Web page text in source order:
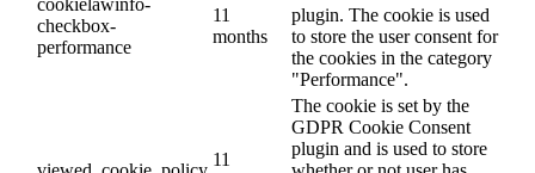
cookielawinfo-
checkbox-
performance
11
months
plugin. The cookie is used
to store the user consent for
the cookies in the category
"Performance".
11
The cookie is set by the
GDPR Cookie Consent
plugin and is used to store